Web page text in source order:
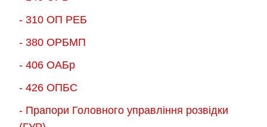
- 310 ОП РЕБ
- 380 ОРБМП
- 406 ОАБр
- 426 ОПБС
- Прапори Головного управління розвідки